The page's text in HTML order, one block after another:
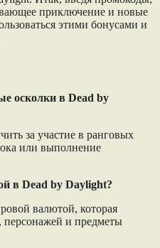
приключение и новые
этими бонусами и
осколки в Dead by
за участие в ранговых
или выполнение
в Dead by Daylight?
валютой, которая
персонажей и предметы